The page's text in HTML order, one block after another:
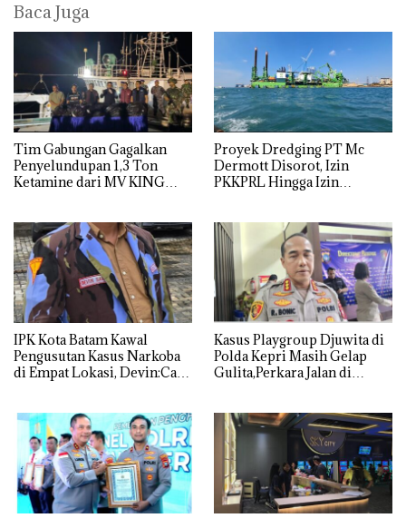
Baca Juga
Tim Gabungan Gagalkan
Penyelundupan 1,3 Ton
Ketamine dari MV KING
Proyek Dredging PT Mc
Dermott Disorot, Izin
PKKPRL Hingga Izin
IPK Kota Batam Kawal
Pengusutan Kasus Narkoba
di Empat Lokasi, Devin:Cari
Kasus Playgroup Djuwita di
Polda Kepri Masih Gelap
Gulita,Perkara Jalan di